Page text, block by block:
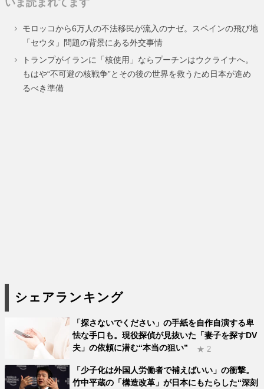
ー
ジ
ー
ジ
ー
ジ
モロッコから6万人の不法移民が流入のナゼ。スペインの飛び地
「セウタ」問題の背景にある外交事情
トランプがイランに「核使用」ならプーチンはウクライナへ。
もはや“不可避の核戦争”とその後の世界を救うため日本が進め
るべき準備
シェアランキング
「探さないでください」の手紙を自作自演する卑
怯な手口も。現役探偵が見抜いた「妻子を探すDV
夫」の依頼に潜む“本当の狙い”
★ 2
「少子化は外国人労働者で補えばいい」の衝撃。
竹中平蔵の「構造改革」が日本にもたらした“深刻